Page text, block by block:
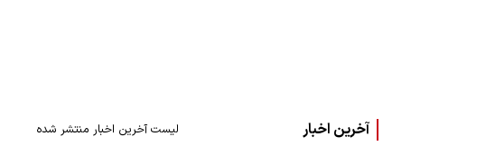
آخرین اخبار لیست آخرین اخبار منتشر شده